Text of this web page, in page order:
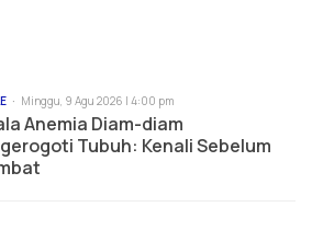
Minggu, 9 Agu 2026 | 4:00 pm
Anemia Diam-diam
Tubuh: Kenali Sebelum